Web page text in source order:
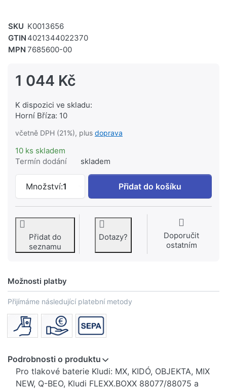
SKU K0013656
GTIN 4021344022370
MPN 7685600-00
1 044 Kč
K dispozici ve skladu:
Horní Bříza: 10
včetně DPH (21%), plus doprava
10 ks skladem
Termín dodání
skladem
Množství:1
KLUDI kartuše 41mm s keramickými
Přidat do košíku
Přidat do
seznamu
Dotazy?
Doporučit
ostatním
Možnosti platby
Přijímáme následující platební metody
Podrobnosti o produktu
Pro tlakové baterie Kludi: MX, KIDÓ, OBJEKTA, MIX
NEW, Q-BEO, Kludi FLEXX.BOXX 88077/88075 a